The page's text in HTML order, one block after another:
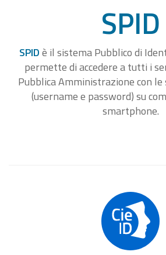
SPID
SPIDè il sistema Pubblico di
permette di accedere a tutti i
Pubblica Amministrazione con
(username e password) su
smartphone.